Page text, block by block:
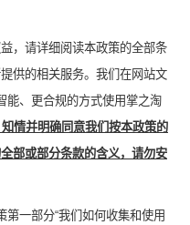
，请详细阅读本政策的全部条
供的相关服务。我们在网站文
能、更合规的方式使用掌之淘
情并明确同意我们按本政策的
部或部分条款的含义，请勿安
一部分“我们如何收集和使用